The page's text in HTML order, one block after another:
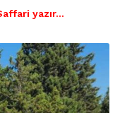
yazır…